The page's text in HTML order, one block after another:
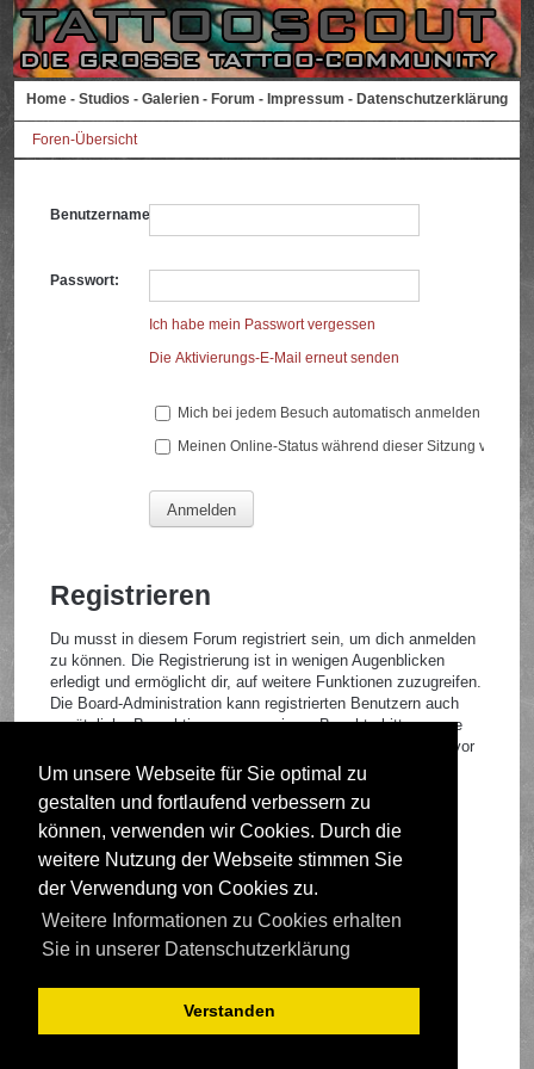
Um unsere Webseite für Sie optimal zu
gestalten und fortlaufend verbessern zu
können, verwenden wir Cookies. Durch die
weitere Nutzung der Webseite stimmen Sie
der Verwendung von Cookies zu.
Weitere Informationen zu Cookies erhalten
Sie in unserer Datenschutzerklärung
Verstanden
Home - Studios - Galerien - Forum - Impressum - Datenschutzerklärung
Foren-Übersicht
Benutzername:
Passwort:
Ich habe mein Passwort vergessen
Die Aktivierungs-E-Mail erneut senden
Mich bei jedem Besuch automatisch anmelden
Meinen Online-Status während dieser Sitzung
Registrieren
Du musst in diesem Forum registriert sein, um dich anmelden
zu können. Die Registrierung ist in wenigen Augenblicken
erledigt und ermöglicht dir, auf weitere Funktionen zuzugreifen.
Die Board-Administration kann registrierten Benutzern auch
zusätzliche Berechtigungen zuweisen. Beachte bitte unsere
Nutzungsbedingungen und die verwandten Regelungen, bevor
du dich registrierst. Bitte beachte auch die jeweiligen
Forenregeln, wenn du dich in diesem Board bewegst.
Nutzungsbedingungen|Datenschutzrichtlinie
Registrieren
Foren-Übersicht
Deutsche Übersetzung durchphpBB.de